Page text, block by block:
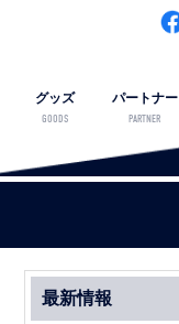
グッズ
GOODS
パートナー
PARTNER
最新情報